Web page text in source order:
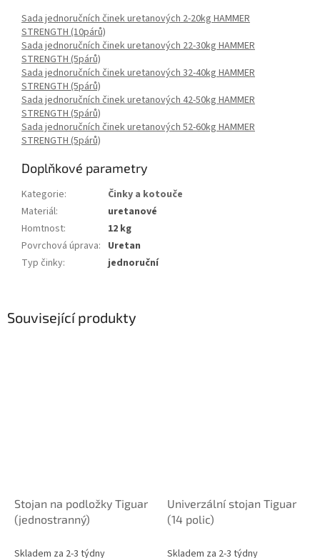
Související produkty
Stojan na podložky Tiguar
(jednostranný)
Skladem za 2-3 týdny
Univerzální stojan Tiguar
(14 polic)
Skladem za 2-3 týdny
Sada jednoručních činek uretanových 2-20kg HAMMER
STRENGTH (10párů)
Sada jednoručních činek uretanových 22-30kg HAMMER
STRENGTH (5párů)
Sada jednoručních činek uretanových 32-40kg HAMMER
STRENGTH (5párů)
Sada jednoručních činek uretanových 42-50kg HAMMER
STRENGTH (5párů)
Sada jednoručních činek uretanových 52-60kg HAMMER
STRENGTH (5párů)
Doplňkové parametry
Kategorie:
Činky a kotouče
Materiál:
uretanové
Homtnost:
12 kg
Povrchová úprava: Uretan
Typ činky: jednoruční